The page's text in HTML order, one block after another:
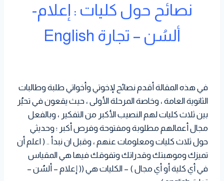
i
t
a
e
r
e
l
n
t
s
A
نصائح حول كليات : إعلام-
ألسُن – تجارة English
في هذه المقالة أقدم نصائح لإخوتي وأخواتي طلبة وطالبات
الثانوية العامة ، وخاصة المرحلة الأولى ، حيث يقعون في تحيُر
بين ثلاث كليات لهم النصيب الأكبر من التفكير ، وبالفعل
مجال أعمالهم مطلوبة ومفتوحة وفرص أكبر ؛ وحديثي
حول ثلاث كليات ومعلومات عنهم ، وقبل ان نبدأ .. ( اعلم أن
تميزك وموهبتك وقدراتك وتفوقك فيها هي المقياس
في أي كلية أو أي مجال ) – الكليات هي (( إعلام – ألسُن –